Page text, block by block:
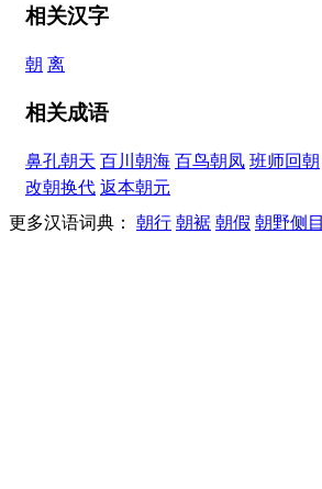
相关汉字
朝 离
相关成语
鼻孔朝天 百川朝海 百鸟朝凤 班师回朝
改朝换代 返本朝元
更多汉语词典： 朝行 朝裾 朝假 朝野侧目